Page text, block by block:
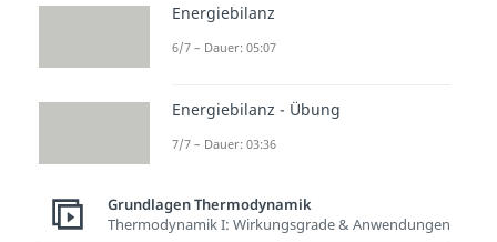
Energiebilanz
6/7 – Dauer: 05:07
Energiebilanz - Übung
7/7 – Dauer: 03:36
Grundlagen Thermodynamik
Thermodynamik I: Wirkungsgrade & Anwendungen